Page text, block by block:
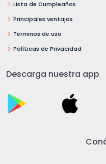
Lista de Cumpleaños
Principales ventajas
Términos de uso
Políticas de Privacidad
Descarga nuestra app